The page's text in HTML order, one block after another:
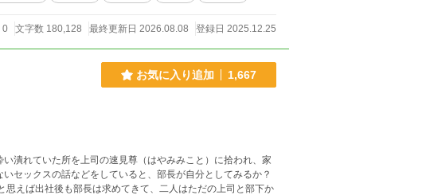
0 文字数 180,128 最終更新日 2026.08.08 登録日 2025.12.25
お気に入り追加 1,667
潰れていた所を上司の速見尊（はやみみこと）に拾われ、家
セックスの話などをしていると、部長が自分としてみるか？
思えば出社後も部長は求めてきて、二人はただの上司と部下か